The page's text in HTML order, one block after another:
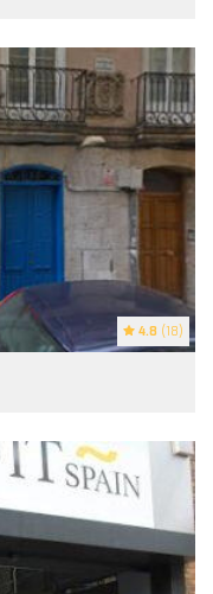
4.8 (18)